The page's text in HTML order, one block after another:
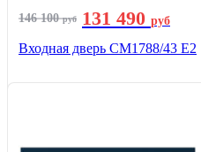
146 100руб 131 490 руб
Входная дверь СМ1788/43 E2